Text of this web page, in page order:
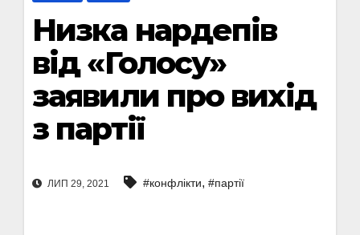
Низка нардепів
від «Голосу»
заявили про вихід
з партії
ЛИП 29, 2021 #конфлікти, #партії